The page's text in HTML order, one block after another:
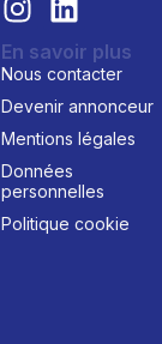
En savoir plus
Nous contacter
Devenir annonceur
Mentions légales
Données
personnelles
Politique cookie